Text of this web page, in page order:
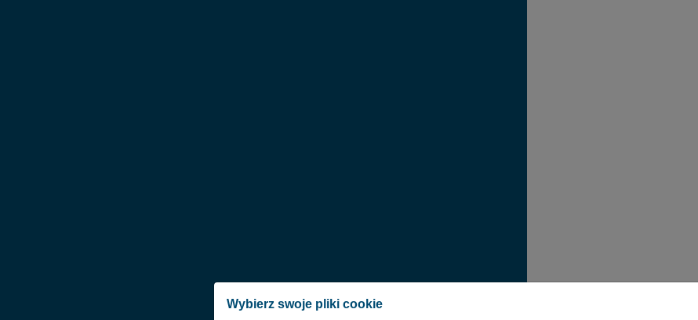
Wybierz swoje pliki cookie
Aby